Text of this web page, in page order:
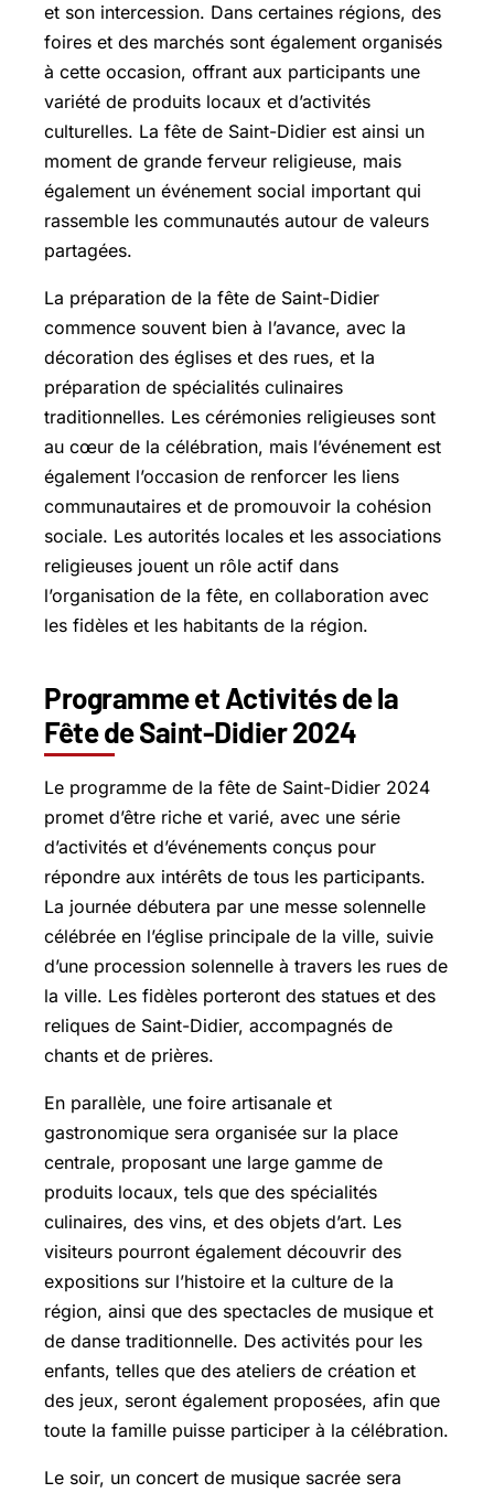
et son intercession. Dans certaines régions, des
foires et des marchés sont également organisés
à cette occasion, offrant aux participants une
variété de produits locaux et d’activités
culturelles. La fête de Saint-Didier est ainsi un
moment de grande ferveur religieuse, mais
également un événement social important qui
rassemble les communautés autour de valeurs
partagées.
La préparation de la fête de Saint-Didier
commence souvent bien à l’avance, avec la
décoration des églises et des rues, et la
préparation de spécialités culinaires
traditionnelles. Les cérémonies religieuses sont
au cœur de la célébration, mais l’événement est
également l’occasion de renforcer les liens
communautaires et de promouvoir la cohésion
sociale. Les autorités locales et les associations
religieuses jouent un rôle actif dans
l’organisation de la fête, en collaboration avec
les fidèles et les habitants de la région.
Programme et Activités de la
Fête de Saint-Didier 2024
Le programme de la fête de Saint-Didier 2024
promet d’être riche et varié, avec une série
d’activités et d’événements conçus pour
répondre aux intérêts de tous les participants.
La journée débutera par une messe solennelle
célébrée en l’église principale de la ville, suivie
d’une procession solennelle à travers les rues de
la ville. Les fidèles porteront des statues et des
reliques de Saint-Didier, accompagnés de
chants et de prières.
En parallèle, une foire artisanale et
gastronomique sera organisée sur la place
centrale, proposant une large gamme de
produits locaux, tels que des spécialités
culinaires, des vins, et des objets d’art. Les
visiteurs pourront également découvrir des
expositions sur l’histoire et la culture de la
région, ainsi que des spectacles de musique et
de danse traditionnelle. Des activités pour les
enfants, telles que des ateliers de création et
des jeux, seront également proposées, afin que
toute la famille puisse participer à la célébration.
Le soir, un concert de musique sacrée sera